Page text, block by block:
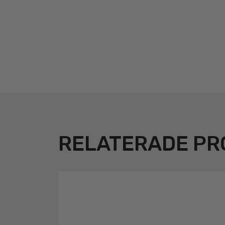
RELATERADE